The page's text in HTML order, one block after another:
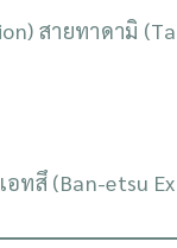
สายทาดามิ
อทสึ (Ban-etsu